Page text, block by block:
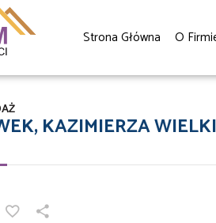
Strona Główna O
KAZIMIERZA